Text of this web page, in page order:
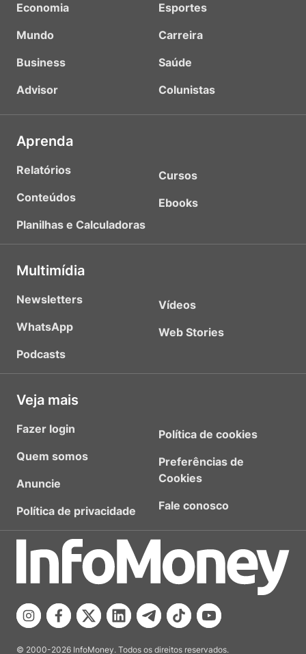
Economia
Mundo
Business
Advisor
Esportes
Carreira
Saúde
Colunistas
Aprenda
Relatórios
Conteúdos
Planilhas e Calculadoras
Cursos
Ebooks
Multimídia
Newsletters
WhatsApp
Podcasts
Vídeos
Web Stories
Veja mais
Fazer login
Quem somos
Anuncie
Política de privacidade
Política de cookies
Preferências de
Cookies
Fale conosco
© 2000-2026 InfoMoney. Todos os direitos reservados.